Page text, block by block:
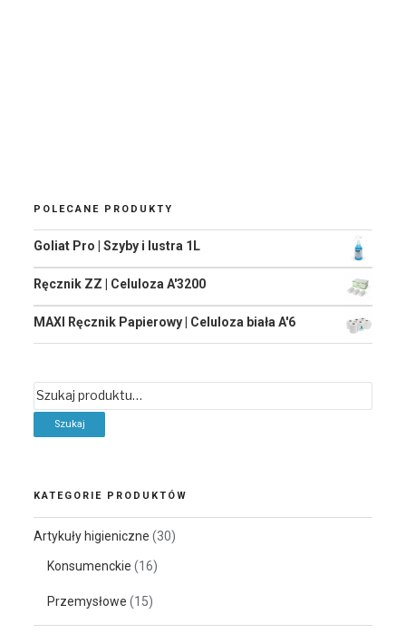
POLECANE PRODUKTY
Goliat Pro | Szyby i lustra 1L
Ręcznik ZZ | Celuloza A'3200
MAXI Ręcznik Papierowy | Celuloza biała A'6
Szukaj:
KATEGORIE PRODUKTÓW
Artykuły higieniczne (30)
Konsumenckie (16)
Przemysłowe (15)